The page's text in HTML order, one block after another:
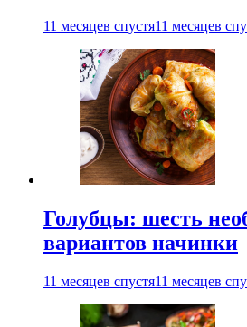
11 месяцев спустя11 месяцев
Голубцы: шесть
вариантов начинки
11 месяцев спустя11 месяцев